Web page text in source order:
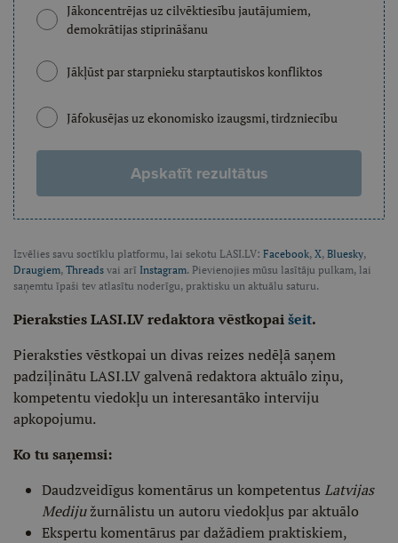
Jākoncentrējas uz cilvēktiesību jautājumiem,
demokrātijas stiprināšanu
Jākļūst par starpnieku starptautiskos konfliktos
Jāfokusējas uz ekonomisko izaugsmi, tirdzniecību
Apskatīt rezultātus
Izvēlies savu soctīklu platformu, lai sekotu LASI.LV: Facebook, X, Bluesky,
Draugiem, Threads vai arī Instagram. Pievienojies mūsu lasītāju pulkam, lai
saņemtu īpaši tev atlasītu noderīgu, praktisku un aktuālu saturu.
Pieraksties LASI.LV redaktora vēstkopaišeit.
Pieraksties vēstkopai un divas reizes nedēļā saņem
padziļinātu LASI.LV galvenā redaktora aktuālo ziņu,
kompetentu viedokļu un interesantāko interviju
apkopojumu.
Ko tu saņemsi:
Daudzveidīgus komentārus un kompetentus Latvijas
Medijužurnālistu un autoru viedokļus par aktuālo
Ekspertu komentārus par dažādiem praktiskiem,